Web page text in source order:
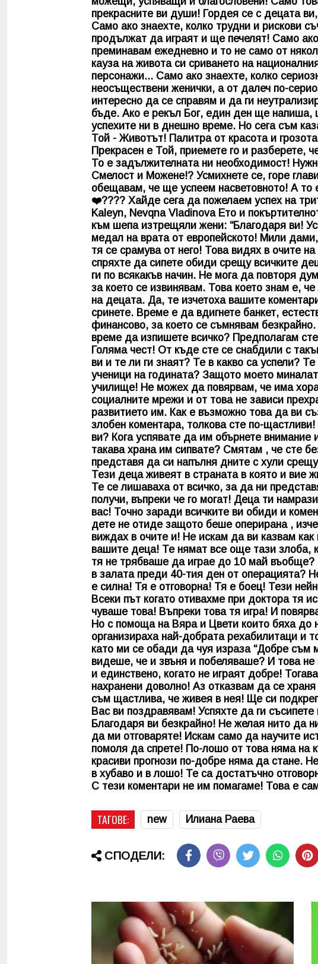
прекрасните ви души! Гордея се с децата
Само ако знаехте, колко трудни и рискови
продължат да играят и ще печелят! Само
преминавам ежедневно и то не само от
кауза на живота си сриването на
персонажи... Само ако знаехте, колко
неосъществени женички, а от далеч по-
интересно да се справям и да ги
бъде. Ако е рекъл Бог, един ден ще напиша,
успехите ни в днешно време. Но сега съм
Той - Животът! Палитра от красота и
Прекрасен е Той, приемете го и разберете,
То е задължителната ни необходимост!
Смелост и Можене!? Усмихнете се, горе
обещавам, че ще успеем насветовното! А то
❤️???? Хайде сега да пожелаем успех на
Kaleyn, Nevqna Vladinova Ето и
към шепа изтрещяли жени: “Благодаря ви!
медал на врата от европейското! Мили
тя се срамува от него! Това видях в очите
спряхте да сипете обиди срещу всичките
ги по всякакъв начин. Не мога да повторя
за което се извинявам. Това което знам е,
на децата. Да, те изчетоха вашите
сринете. Време е да вдигнете банкет,
финансово, за което се съмнявам
време да изпишете всичко? Предполагам
Голяма чест! От къде сте се снабдили с
ви и те ли ги знаят? Те в какво са успели?
ученици на годината? Защото моето
училище! Не можех да повярвам, че има
социалните мрежи и от това не зависи
развитието им. Как е възможно това да ви
злобен коментара, толкова сте по-
ви? Кога успявате да им обърнете
такава храна им сипвате? Смятам , че сте
представя да си напълня дните с хули
Тези деца живеят в страната в която и вие
Те се лишаваха от всичко, за да ни
получи, въпреки че го могат! Деца ти
вас! Точно заради всичките ви обиди и
дете не отиде защото беше оперирана ,
виждах в очите и! Не искам да ви казвам
вашите деца! Те нямат все още тази злоба,
тя не трябваше да играе до 10 май
в залата преди 40-тия ден от операцията?
е силна! Тя е отговорна! Тя е боец! Тези
Всеки път когато отивахме при доктора тя
чуваше това! Въпреки това тя игра! И
Но с помоща на Вяра и Цвети които бяха до
организираха най-добрата рехабилитаци и
като ми се обади да чуя израза “Добре съм
видеше, че и звъня и побеляваше? И това
и единствено, когато не играят добре!
нахранени доволно! Аз отказвам да се
съм щастлива, че живея в нея! Ще си
Вас ви поздравявам! Успяхте да ги
Благодаря ви безкрайно! Не желая нито да
да ми отговаряте! Искам само да научите
помоля да спрете! По-лошо от това няма на
красиви прогнози по-добре няма да стане.
в хубаво и в лошо! Те са достатъчно
С тези коментари не им помагаме! Това е
ТАГОВЕ: new Илиана Раева
СПОДЕЛИ: